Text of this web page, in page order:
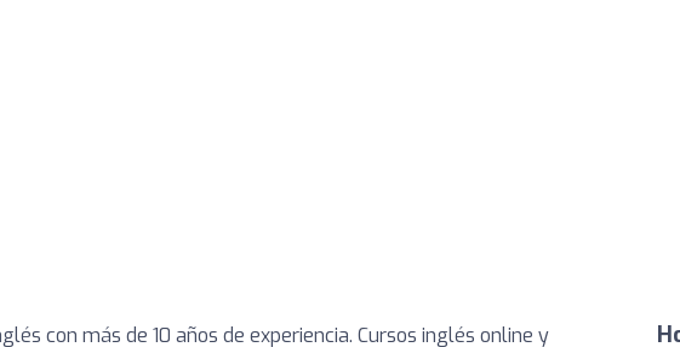
con más de 10 años de experiencia. Cursos inglés online y